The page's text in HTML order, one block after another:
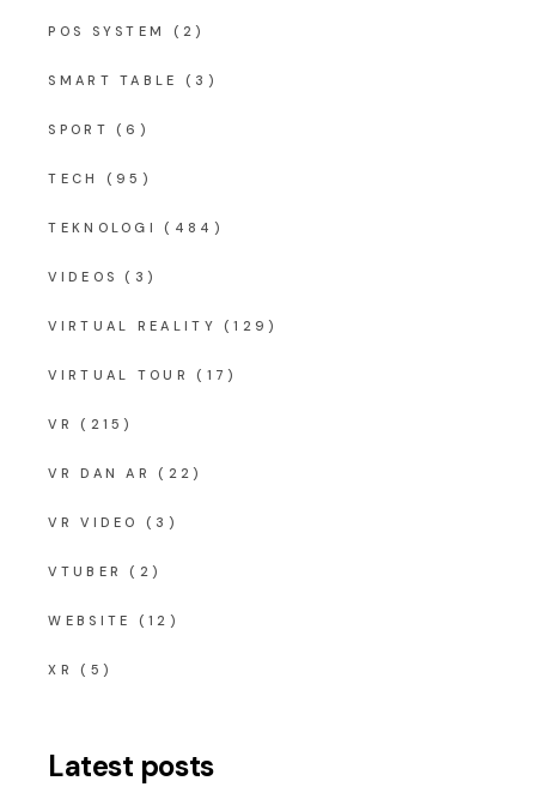
POS SYSTEM (2)
SMART TABLE (3)
SPORT (6)
TECH (95)
TEKNOLOGI (484)
VIDEOS (3)
VIRTUAL REALITY (129)
VIRTUAL TOUR (17)
VR (215)
VR DAN AR (22)
VR VIDEO (3)
VTUBER (2)
WEBSITE (12)
XR (5)
Latest posts